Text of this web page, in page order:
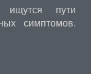
ищутся пути
симптомов.